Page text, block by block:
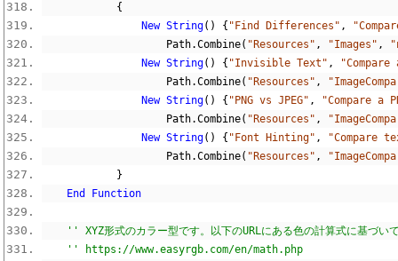
{
New String() { "Find Differences" ,
                    Path
.Combine( "Resources" , "Images" ,
New String() { "Invisible Text" ,
                    Path
.Combine( "Resources" ,
New String() { "PNG vs JPEG" ,
"Compare a
                    Path
.Combine( "Resources" ,
New String() { "Font Hinting" ,
"Compare
                    Path
.Combine( "Resources" ,
}
End
Function
'' XYZ形式のカラー型です。以下のURLにある色の計算式に基づい
'' https://www.easyrgb.com/en/math.php